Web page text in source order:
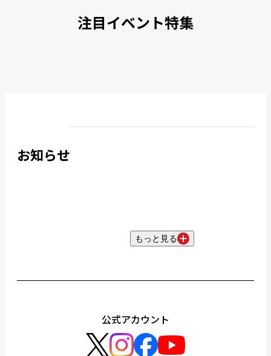
注目イベント特集
お知らせ
もっと見る
公式アカウント